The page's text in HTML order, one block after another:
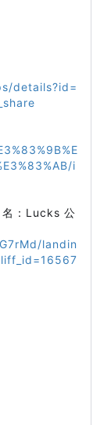
details?id=
i
名：Lucks 公
landin